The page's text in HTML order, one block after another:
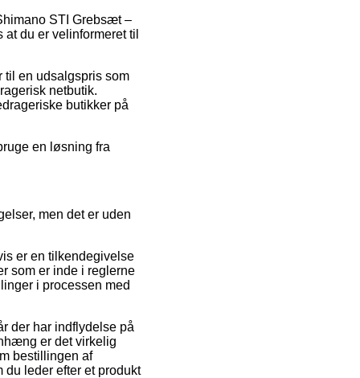
STI Grebsæt –
du er velinformeret til
til en udsalgspris som
netbutik.
butikker på
en løsning fra
men det er uden
er en tilkendegivelse
som er inde i reglerne
i processen med
der har indflydelse på
er det virkelig
bestillingen af
leder efter et produkt